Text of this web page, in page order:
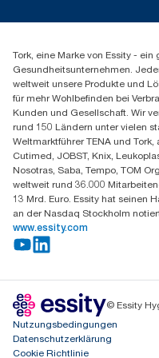
Produktreklamation
Spenderreklamation
+49 (0)621/778 4700
Essity Professional
Sandhofer Straße
68305 Mannheim
Mo-Do 8:00-16:30
Tork, eine Marke von Essity -
Gesundheitsunternehmen.
weltweit unsere Produkte und
für mehr Wohlbefinden bei
Kunden und Gesellschaft. Wir
rund 150 Ländern unter vielen
Weltmarktführer TENA und
Cutimed, JOBST, Knix,
Nosotras, Saba, Tempo, TOM
weltweit rund 36.000
13 Mrd. Euro. Essity hat seinen
an der Nasdaq Stockholm
www.essity.com
© Essity
Nutzungsbedingungen
Datenschutzerklärung
Cookie Richtlinie